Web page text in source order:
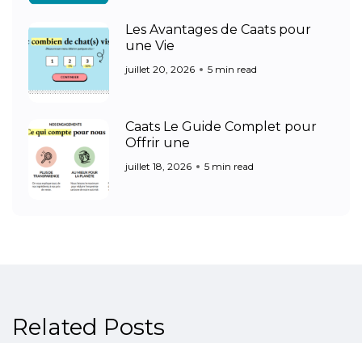
Les Avantages de Caats pour
une Vie
juillet 20, 2026 5 min read
Caats Le Guide Complet pour
Offrir une
juillet 18, 2026 5 min read
Related Posts